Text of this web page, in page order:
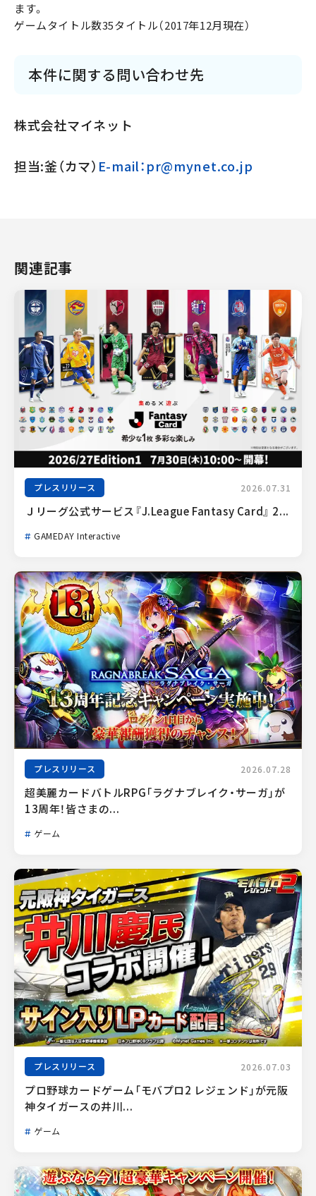
ます。
ゲームタイトル数35タイトル（2017年12月現在）
本件に関する問い合わせ先
株式会社マイネット
担当:釜（カマ） E-mail：pr@mynet.co.jp
関連記事
プレスリリース 2026.07.31
Ｊリーグ公式サービス『J.League Fantasy Card』 2...
GAMEDAY Interactive
プレスリリース 2026.07.28
超美麗カードバトルRPG「ラグナブレイク・サーガ」が
13周年！皆さまの...
ゲーム
プレスリリース 2026.07.03
プロ野球カードゲーム「モバプロ2 レジェンド」が元阪
神タイガースの井川...
ゲーム